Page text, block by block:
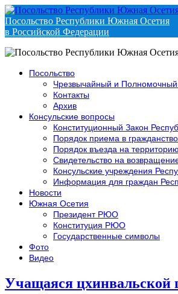
Посольство Республики Южная Осетия
в Российской Федерации
Посольство
Чрезвычайный и
Контакты
Архив
Консульские вопросы
Конституционный Закон
Порядок приема в
Порядок въезда на
Свидетельство на
Консульские учреждения
Информация для граждан
Новости
Южная Осетия
Президент РЮО
Конституция РЮО
Государственные символы
Фото
Видео
Учащаяся цхинвальской